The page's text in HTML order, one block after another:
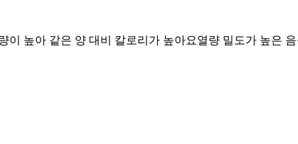
이 높아 같은 양 대비 칼로리가 높아요열량 밀도가 높은